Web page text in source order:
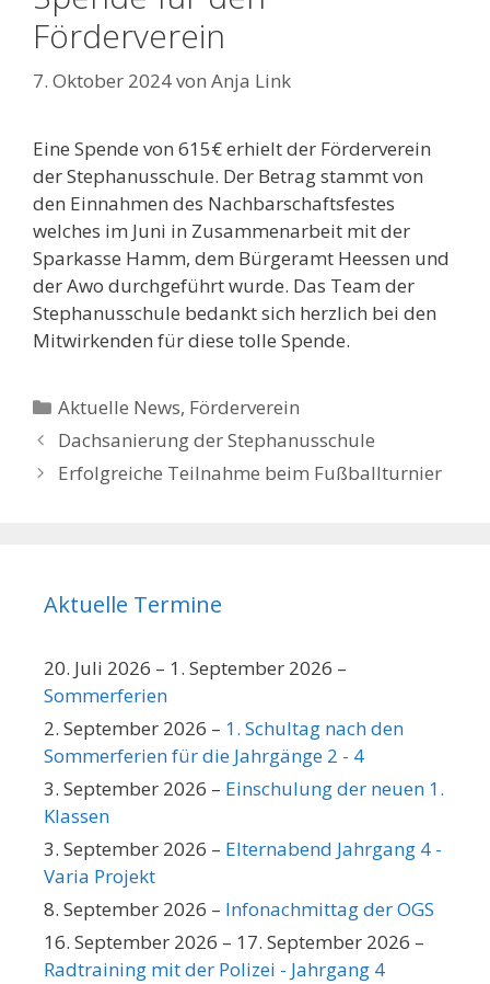
Förderverein
7. Oktober 2024von Anja Link
Eine Spende von 615€ erhielt der Förderverein
der Stephanusschule. Der Betrag stammt von
den Einnahmen des Nachbarschaftsfestes
welches im Juni in Zusammenarbeit mit der
Sparkasse Hamm, dem Bürgeramt Heessen und
der Awo durchgeführt wurde. Das Team der
Stephanusschule bedankt sich herzlich bei den
Mitwirkenden für diese tolle Spende.
Kategorien
Aktuelle News, Förderverein
Beitrags-
Navigation
Dachsanierung der Stephanusschule
Erfolgreiche Teilnahme beim Fußballturnier
Aktuelle Termine
20. Juli 2026 – 1. September 2026 –
Sommerferien
2. September 2026 – 1. Schultag nach den
Sommerferien für die Jahrgänge 2 - 4
3. September 2026 – Einschulung der neuen 1.
Klassen
3. September 2026 – Elternabend Jahrgang 4 -
Varia Projekt
8. September 2026 – Infonachmittag der OGS
16. September 2026 – 17. September 2026 –
Radtraining mit der Polizei - Jahrgang 4